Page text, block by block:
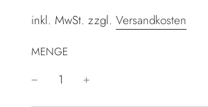
inkl. MwSt. zzgl. Versandkosten
MENGE